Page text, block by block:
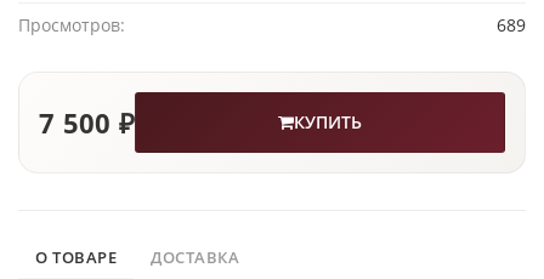
Просмотров:
689
7 500 ₽ КУПИТЬ
О ТОВАРЕ ДОСТАВКА